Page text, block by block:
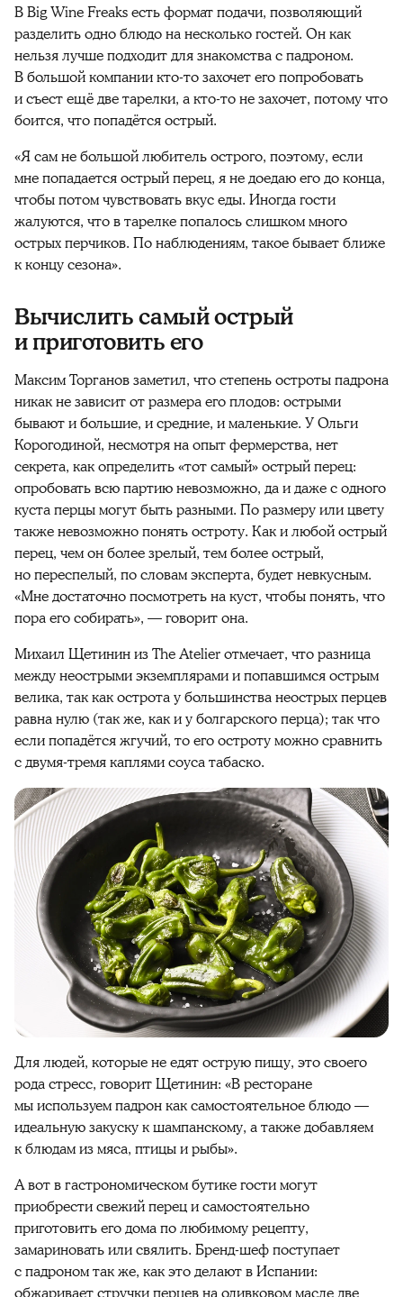
В Big Wine Freaks есть формат подачи, позволяющий
разделить одно блюдо на несколько гостей. Он как
нельзя лучше подходит для знакомства с падроном.
В большой компании кто-то захочет его попробовать
и съест ещё две тарелки, а кто-то не захочет, потому что
боится, что попадётся острый.
«Я сам не большой любитель острого, поэтому, если
мне попадается острый перец, я не доедаю его до конца,
чтобы потом чувствовать вкус еды. Иногда гости
жалуются, что в тарелке попалось слишком много
острых перчиков. По наблюдениям, такое бывает ближе
к концу сезона».
Вычислить самый острый
и приготовить его
Максим Торганов заметил, что степень остроты падрона
никак не зависит от размера его плодов: острыми
бывают и большие, и средние, и маленькие. У Ольги
Корогодиной, несмотря на опыт фермерства, нет
секрета, как определить «тот самый» острый перец:
опробовать всю партию невозможно, да и даже с одного
куста перцы могут быть разными. По размеру или цвету
также невозможно понять остроту. Как и любой острый
перец, чем он более зрелый, тем более острый,
но переспелый, по словам эксперта, будет невкусным.
«Мне достаточно посмотреть на куст, чтобы понять, что
пора его собирать», — говорит она.
Михаил Щетинин из The Atelier отмечает, что разница
между неострыми экземплярами и попавшимся острым
велика, так как острота у большинства неострых перцев
равна нулю (так же, как и у болгарского перца); так что
если попадётся жгучий, то его остроту можно сравнить
с двумя-тремя каплями соуса табаско.
Для людей, которые не едят острую пищу, это своего
рода стресс, говорит Щетинин: «В ресторане
мы используем падрон как самостоятельное блюдо —
идеальную закуску к шампанскому, а также добавляем
к блюдам из мяса, птицы и рыбы».
А вот в гастрономическом бутике гости могут
приобрести свежий перец и самостоятельно
приготовить его дома по любимому рецепту,
замариновать или свялить. Бренд-шеф поступает
с падроном так же, как это делают в Испании: